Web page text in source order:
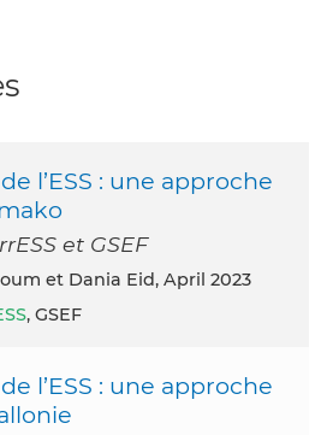
l’ESS : une approche
et GSEF
et Dania Eid, April 2023
, GSEF
l’ESS : une approche